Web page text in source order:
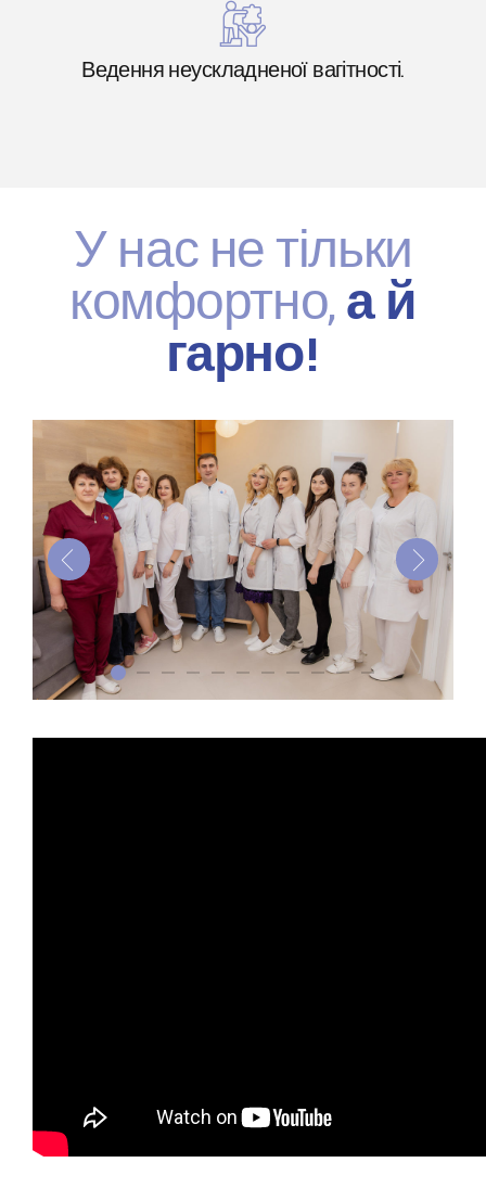
Ведення неускладненої вагітності.
У нас не тільки
комфортно,а й
гарно!